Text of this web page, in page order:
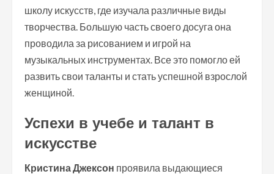
школу искусств, где изучала различные виды
творчества. Большую часть своего досуга она
проводила за рисованием и игрой на
музыкальных инструментах. Все это помогло ей
развить свои таланты и стать успешной взрослой
женщиной.
Успехи в учебе и талант в
искусстве
Кристина Джексон проявила выдающиеся